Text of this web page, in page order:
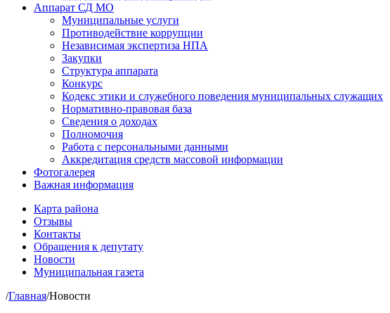
Аппарат СД МО
Муниципальные услуги
Противодействие коррупции
Независимая экспертиза НПА
Закупки
Структура аппарата
Конкурс
Кодекс этики и служебного поведения муниципальных служащих
Нормативно-правовая база
Сведения о доходах
Полномочия
Работа с персональными данными
Аккредитация средств массовой информации
Фотогалерея
Важная информация
Карта района
Отзывы
Контакты
Обращения к депутату
Новости
Муниципальная газета
/Главная/Новости